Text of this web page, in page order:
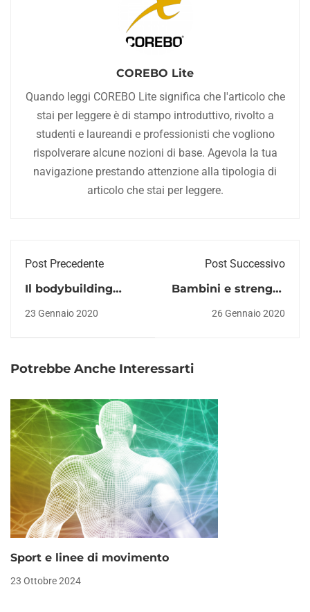
COREBO Lite
Quando leggi COREBO Lite significa che l'articolo che
stai per leggere è di stampo introduttivo, rivolto a
studenti e laureandi e professionisti che vogliono
rispolverare alcune nozioni di base. Agevola la tua
navigazione prestando attenzione alla tipologia di
articolo che stai per leggere.
Post Precedente
Il bodybuilding
come preparazione
23 Gennaio 2020
Post Successivo
Bambini e strength
training:
26 Gennaio 2020
Potrebbe Anche Interessarti
Sport e linee di movimento
23 Ottobre 2024